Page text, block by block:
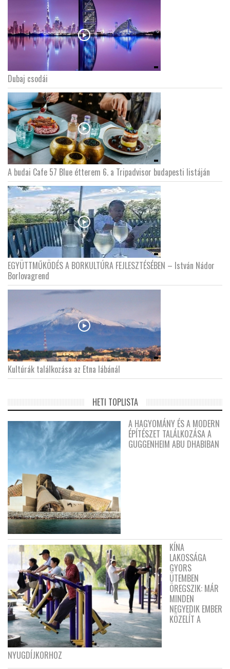
Dubaj csodái
A budai Cafe 57 Blue étterem 6. a Tripadvisor budapesti listáján
EGYÜTTMŰKÖDÉS A BORKULTÚRA FEJLESZTÉSÉBEN – István Nádor
Borlovagrend
Kultúrák találkozása az Etna lábánál
HETI TOPLISTA
A HAGYOMÁNY ÉS A MODERN
ÉPÍTÉSZET TALÁLKOZÁSA A
GUGGENHEIM ABU DHABIBAN
KÍNA
LAKOSSÁGA
GYORS
ÜTEMBEN
ÖREGSZIK: MÁR
MINDEN
NEGYEDIK EMBER
KÖZELÍT A
NYUGDÍJKORHOZ